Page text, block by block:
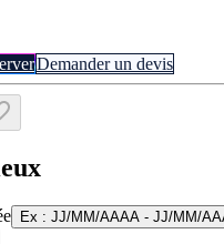
Demander un devis
Ex : JJ/MM/AAAA - JJ/MM/